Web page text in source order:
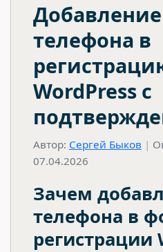
телефона в
WordPress с
Автор: Сергей Быков |
07.04.2026
Зачем
телефона в
регистрации